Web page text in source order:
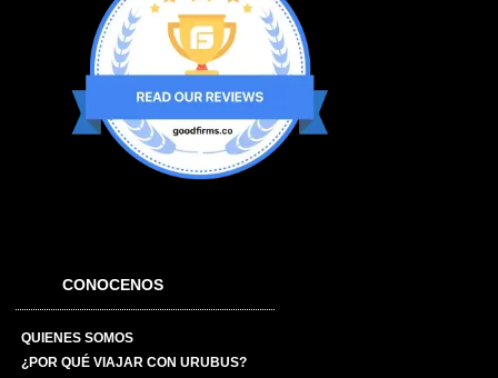
CONOCENOS
QUIENES SOMOS
¿POR QUÉ VIAJAR CON URUBUS?